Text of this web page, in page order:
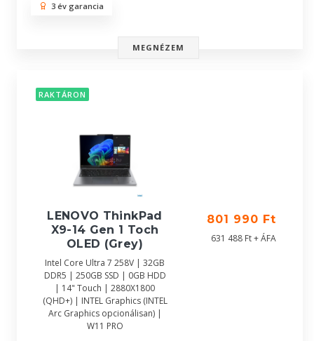
3 év garancia
MEGNÉZEM
RAKTÁRON
LENOVO ThinkPad
X9-14 Gen 1 Toch
OLED (Grey)
Intel Core Ultra 7 258V | 32GB
DDR5 | 250GB SSD | 0GB HDD
| 14" Touch | 2880X1800
(QHD+) | INTEL Graphics (INTEL
Arc Graphics opcionálisan) |
W11 PRO
801 990 Ft
631 488 Ft + ÁFA